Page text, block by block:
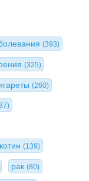
(393)
(325)
(260)
(139)
рак (80)